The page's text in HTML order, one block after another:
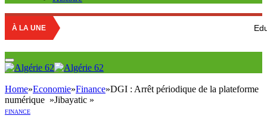
À LA UNE Education
Home»Economie»Finance»DGI : Arrêt périodique de la plateforme
numérique »Jibayatic »
FINANCE